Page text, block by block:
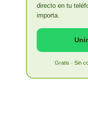
directo en tu
importa.
Gratis · Sin